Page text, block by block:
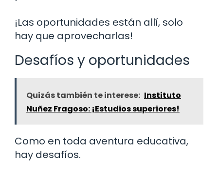
¡Las oportunidades están allí, solo
hay que aprovecharlas!
Desafíos y oportunidades
Quizás también te interese: Instituto
Nuñez Fragoso: ¡Estudios superiores!
Como en toda aventura educativa,
hay desafíos.